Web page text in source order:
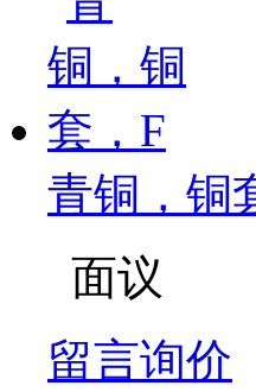
青铜，铜
面议
留言询价